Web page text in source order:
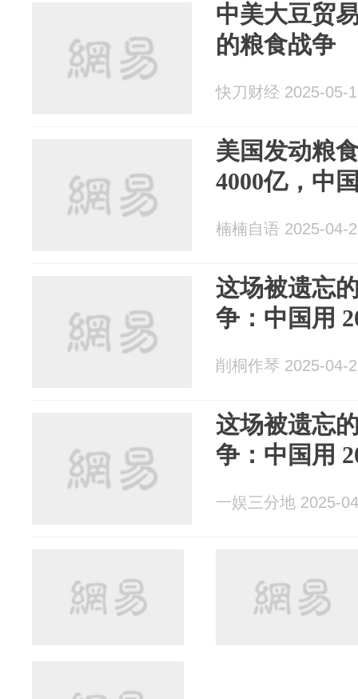
中美大豆贸
的粮食战争
快刀财经 2025-05-
美国发动粮
4000亿，中
楠楠自语 2025-04-
这场被遗忘
争：中国用
削桐作琴 2025-04-
这场被遗忘
争：中国用
一娱三分地 2025-